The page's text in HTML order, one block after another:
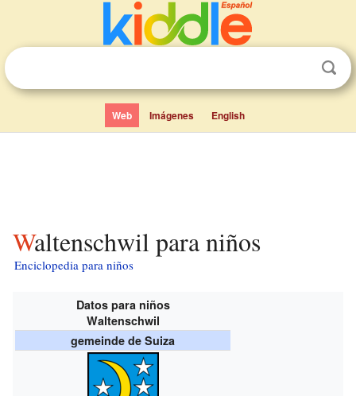
Web Imágenes English
Waltenschwil para niños
Enciclopedia para niños
Datos para niños
Waltenschwil
gemeinde de Suiza